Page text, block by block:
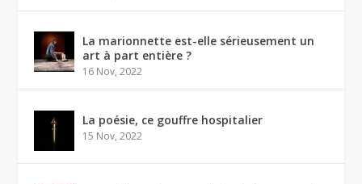
La marionnette est-elle sérieusement un
art à part entière ?
16 Nov, 2022
La poésie, ce gouffre hospitalier
15 Nov, 2022